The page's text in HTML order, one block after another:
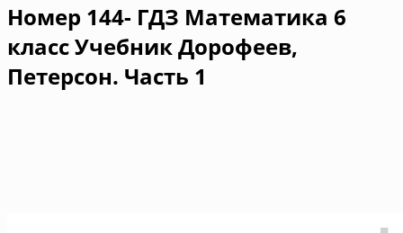
Номер 144- ГДЗ Математика 6
класс Учебник Дорофеев,
Петерсон. Часть 1